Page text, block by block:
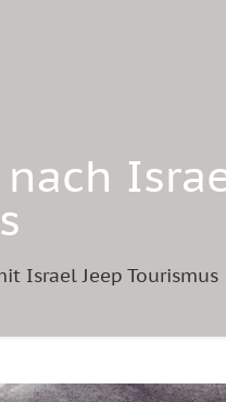
Israel Jeep Tourismus